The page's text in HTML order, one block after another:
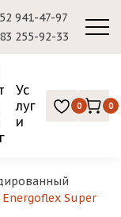
941-47-97
255-92-33
Ус
луг
и
0 0
Energoflex Super